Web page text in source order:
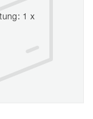
1 x